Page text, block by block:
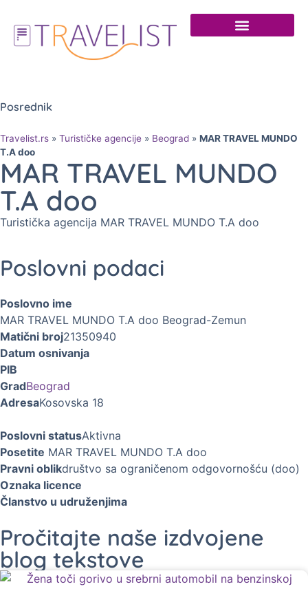
Posrednik
Travelist.rs » Turističke agencije » Beograd » MAR TRAVEL MUNDO
T.A doo
MAR TRAVEL MUNDO
T.A doo
Turistička agencija MAR TRAVEL MUNDO T.A doo
Poslovni podaci
Poslovno ime
MAR TRAVEL MUNDO T.A doo Beograd-Zemun
Matični broj21350940
Datum osnivanja
PIB
GradBeograd
AdresaKosovska 18
Poslovni statusAktivna
Posetite MAR TRAVEL MUNDO T.A doo
Pravni oblikdruštvo sa ograničenom odgovornošću (doo)
Oznaka licence
Članstvo u udruženjima
Pročitajte naše izdvojene
blog tekstove